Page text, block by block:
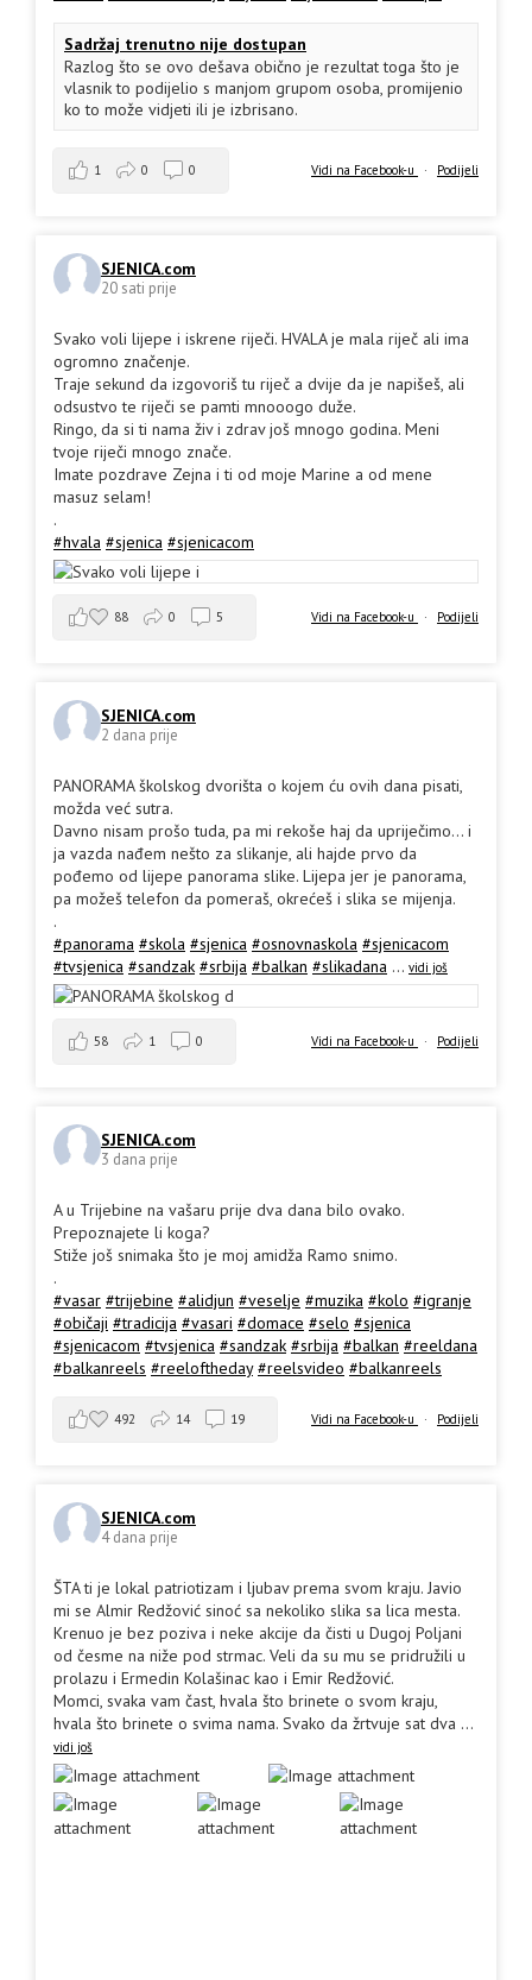
Sadržaj trenutno nije dostupan
Razlog što se ovo dešava obično je rezultat toga što je
vlasnik to podijelio s manjom grupom osoba, promijenio
ko to može vidjeti ili je izbrisano.
Vidi na Facebook-u · Podijeli
1 0 0
SJENICA.com
20 sati prije
Svako voli lijepe i iskrene riječi. HVALA je mala riječ ali ima
ogromno značenje.
Traje sekund da izgovoriš tu riječ a dvije da je napišeš, ali
odsustvo te riječi se pamti mnooogo duže.
Ringo, da si ti nama živ i zdrav još mnogo godina. Meni
tvoje riječi mnogo znače.
Imate pozdrave Zejna i ti od moje Marine a od mene
masuz selam!
.
#hvala #sjenica #sjenicacom
Vidi na Facebook-u · Podijeli
88 0 5
SJENICA.com
2 dana prije
PANORAMA školskog dvorišta o kojem ću ovih dana pisati,
možda već sutra.
Davno nisam prošo tuda, pa mi rekoše haj da upriječimo... i
ja vazda nađem nešto za slikanje, ali hajde prvo da
pođemo od lijepe panorama slike. Lijepa jer je panorama,
pa možeš telefon da pomeraš, okrećeš i slika se mijenja.
.
#panorama #skola #sjenica #osnovnaskola #sjenicacom
#tvsjenica #sandzak #srbija #balkan #slikadana ... vidi još
Vidi na Facebook-u · Podijeli
58 1 0
SJENICA.com
3 dana prije
A u Trijebine na vašaru prije dva dana bilo ovako.
Prepoznajete li koga?
Stiže još snimaka što je moj amidža Ramo snimo.
.
#vasar #trijebine #alidjun #veselje #muzika #kolo #igranje
#običaji #tradicija #vasari #domace #selo #sjenica
#sjenicacom #tvsjenica #sandzak #srbija #balkan #reeldana
#balkanreels #reeloftheday #reelsvideo #balkanreels
Vidi na Facebook-u · Podijeli
492 14 19
SJENICA.com
4 dana prije
ŠTA ti je lokal patriotizam i ljubav prema svom kraju. Javio
mi se Almir Redžović sinoć sa nekoliko slika sa lica mesta.
Krenuo je bez poziva i neke akcije da čisti u Dugoj Poljani
od česme na niže pod strmac. Veli da su mu se pridružili u
prolazu i Ermedin Kolašinac kao i Emir Redžović.
Momci, svaka vam čast, hvala što brinete o svom kraju,
hvala što brinete o svima nama. Svako da žrtvuje sat dva ...
vidi još